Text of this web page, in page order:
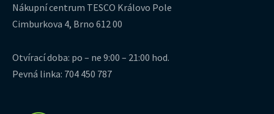
Nákupní centrum TESCO Královo Pole
Cimburkova 4, Brno 612 00
Otvírací doba: po – ne 9:00 – 21:00 hod.
Pevná linka: 704 450 787